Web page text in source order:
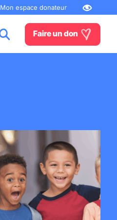
Mon espace donateur
Faire un don